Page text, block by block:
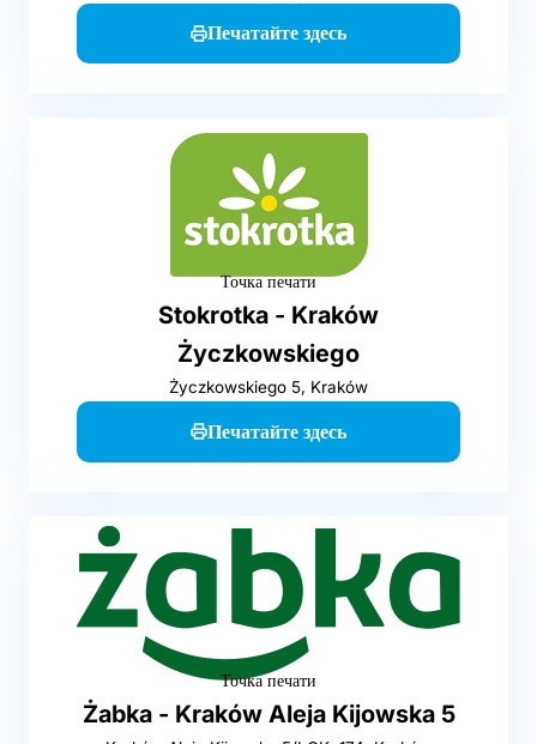
Печатайте здесь
Точка печати
Stokrotka - Kraków
Życzkowskiego
Życzkowskiego 5, Kraków
Печатайте здесь
Точка печати
Żabka - Kraków Aleja Kijowska 5